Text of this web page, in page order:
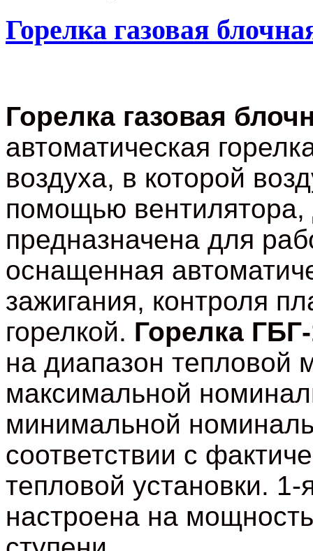
Горелка газовая
Горелка газовая
автоматическая
воздуха, в которой
помощью вентилятора,
предназначена для
оснащенная
зажигания, контроля
горелкой. Горелка
на диапазон тепловой
максимальной
минимальной
соответствии с
тепловой установки.
настроена на